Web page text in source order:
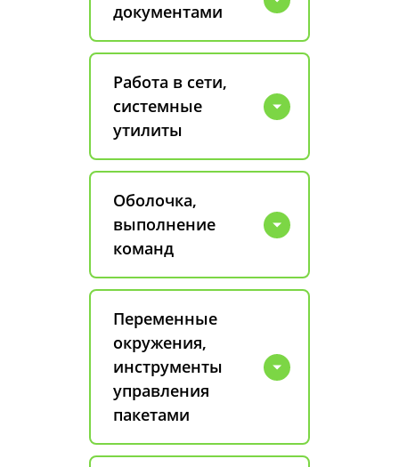
документами
Работа в сети,
системные
утилиты
Оболочка,
выполнение
команд
Переменные
окружения,
инструменты
управления
пакетами